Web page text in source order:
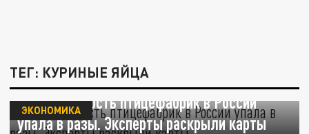
ТЕГ: КУРИНЫЕ ЯЙЦА
Рентабельность птицефабрик в России
упала в разы. Эксперты раскрыли карты
ЭКОНОМИКА